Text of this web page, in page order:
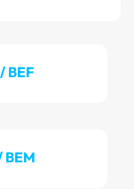
BEF
BEM